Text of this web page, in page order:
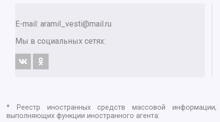
E-mail: aramil_vesti@mail.ru
Мы в социальных сетях:
* Реестр иностранных средств массовой информации,
выполняющих функции иностранного агента: